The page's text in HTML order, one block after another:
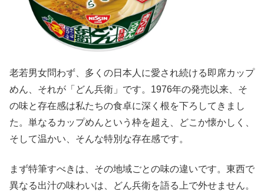
老若男女問わず、多くの日本人に愛され続ける即席カップ
めん、それが「どん兵衛」です。1976年の発売以来、そ
の味と存在感は私たちの食卓に深く根を下ろしてきまし
た。単なるカップめんという枠を超え、どこか懐かしく、
そして温かい、そんな特別な存在感です。
まず特筆すべきは、その地域ごとの味の違いです。東西で
異なる出汁の味わいは、どん兵衛を語る上で外せません。